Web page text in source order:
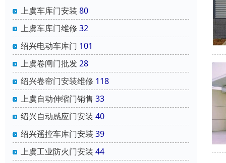
上虞车库门安装 80
上虞车库门维修 32
绍兴电动车库门 101
上虞卷闸门批发28
绍兴卷帘门安装维修 118
上虞自动伸缩门销售 33
绍兴自动感应门安装 40
绍兴遥控车库门安装 39
上虞工业防火门安装 44